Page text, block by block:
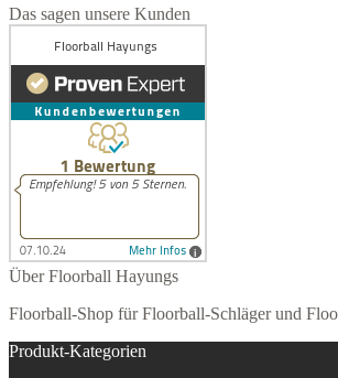
Das sagen unsere Kunden
Über Floorball Hayungs
Floorball-Shop für Floorball-Schläger und
Produkt-Kategorien